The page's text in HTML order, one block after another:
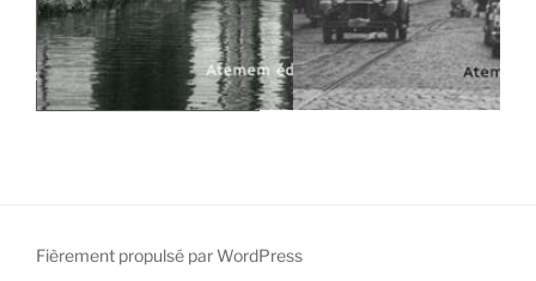
Fièrement propulsé par WordPress